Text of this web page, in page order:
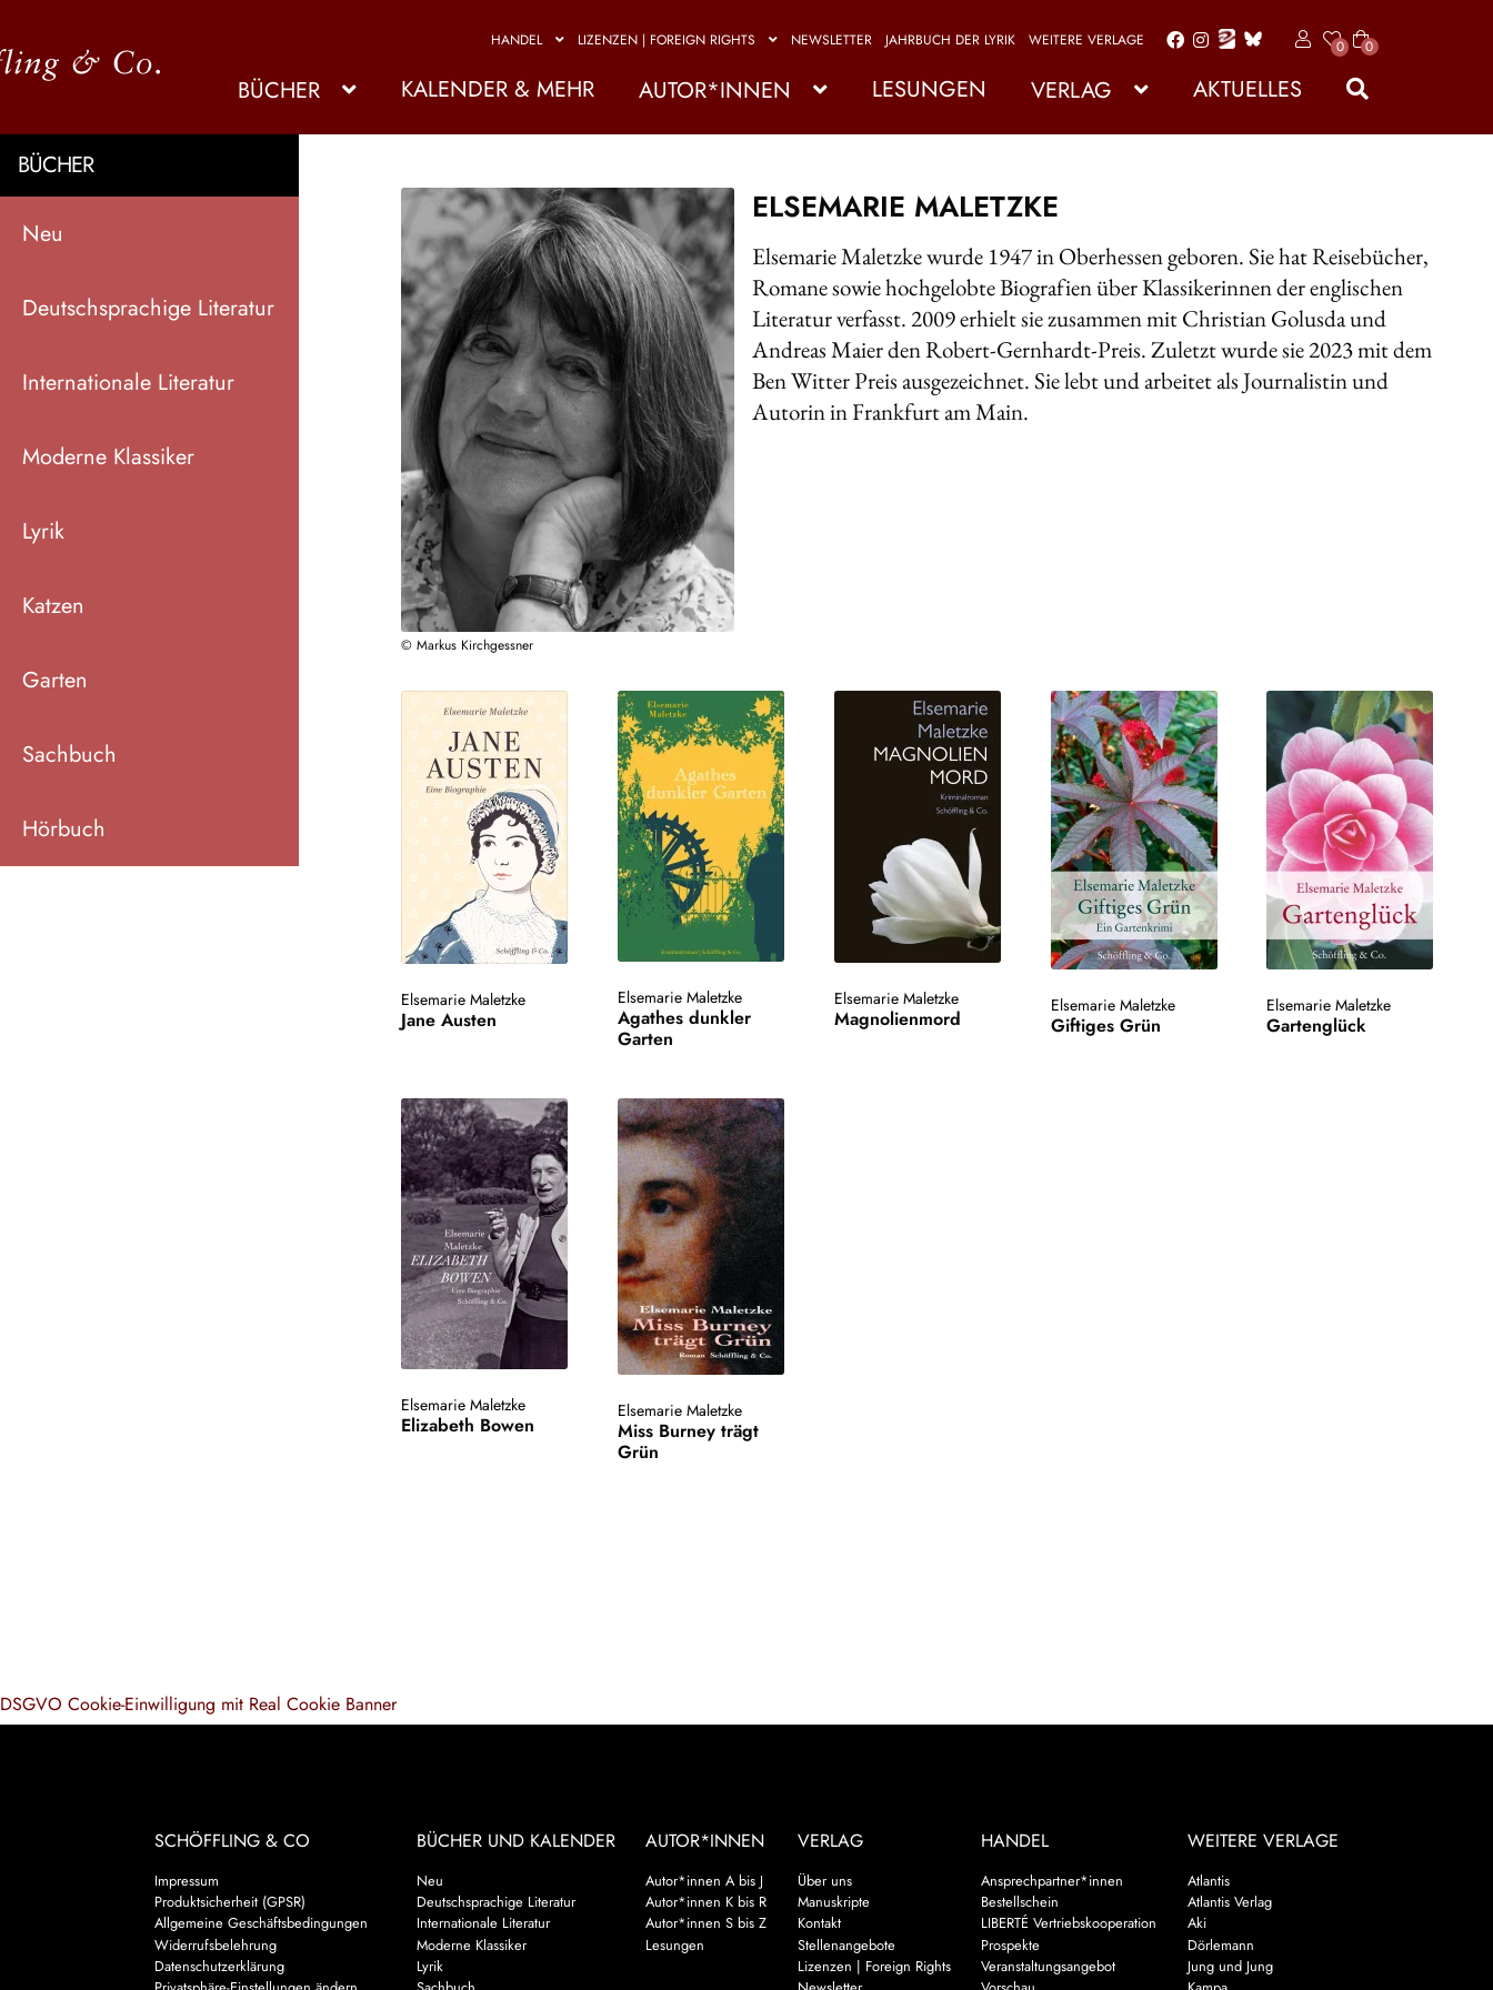
HANDEL LIZENZEN | FOREIGN RIGHTS NEWSLETTER JAHRBUCH DER LYRIK WEITERE VERLAGE 0
0
ike
l
Zur
springen
Zum
springen
BÜCHER KALENDER & MEHR AUTOR*INNEN LESUNGEN VERLAG AKTUELLES
BÜCHER
Neu
Deutschsprachige Literatur
Internationale Literatur
Moderne Klassiker
Lyrik
Katzen
Garten
Sachbuch
Hörbuch
© Markus Kirchgessner
ELSEMARIE MALETZKE
Elsemarie Maletzke wurde 1947 in Oberhessen geboren. Sie hat Reisebücher,
Romane sowie hochgelobte Biografien über Klassikerinnen der englischen
Literatur verfasst. 2009 erhielt sie zusammen mit Christian Golusda und
Andreas Maier den Robert-Gernhardt-Preis. Zuletzt wurde sie 2023 mit dem
Ben Witter Preis ausgezeichnet. Sie lebt und arbeitet als Journalistin und
Autorin in Frankfurt am Main.
Elsemarie Maletzke
Jane Austen
Elsemarie Maletzke
Agathes dunkler
Garten
Elsemarie Maletzke
Magnolienmord
Elsemarie Maletzke
Giftiges Grün
Elsemarie Maletzke
Gartenglück
Elsemarie Maletzke
Elizabeth Bowen
Elsemarie Maletzke
Miss Burney trägt
Grün
SCHÖFFLING & CO
Impressum
Produktsicherheit (GPSR)
Allgemeine Geschäftsbedingungen
Widerrufsbelehrung
Datenschutzerklärung
BÜCHER UND KALENDER
Neu
Deutschsprachige Literatur
Internationale Literatur
Moderne Klassiker
Lyrik
AUTOR*INNEN
Autor*innen A bis J
Autor*innen K bis R
Autor*innen S bis Z
Lesungen
VERLAG
Über uns
Manuskripte
Kontakt
Stellenangebote
Lizenzen | Foreign Rights
HANDEL
Ansprechpartner*innen
Bestellschein
LIBERTÉ Vertriebskooperation
Prospekte
Veranstaltungsangebot
WEITERE VERLAGE
Atlantis
Atlantis Verlag
Aki
Dörlemann
Jung und Jung
DSGVO Cookie-Einwilligung mit Real Cookie Banner